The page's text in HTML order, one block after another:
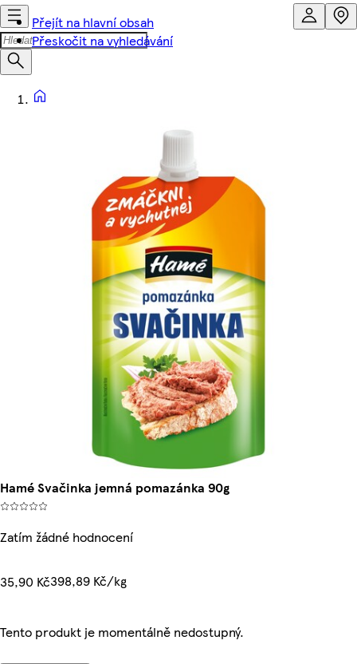
Přejít na hlavní obsah
Přeskočit na vyhledávání
Hamé Svačinka jemná pomazánka 90g
Zatím žádné hodnocení
35,90 Kč398,89 Kč/kg
Tento produkt je momentálně nedostupný.